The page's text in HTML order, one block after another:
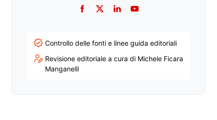
Facebook
TwitterLinkedInYouTube
Controllo delle fonti e linee guida editoriali
Revisione editoriale a cura di Michele Ficara
Manganelli